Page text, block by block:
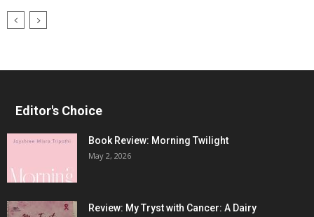
Editor's Choice
Book Review: Morning Twilight
May 2, 2026
Review: My Tryst with Cancer: A Dairy